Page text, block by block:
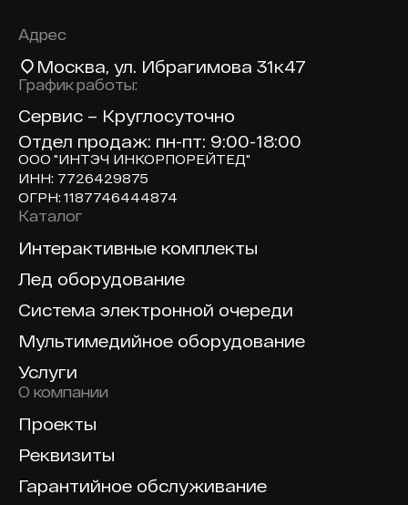
Адрес
Москва, ул. Ибрагимова 31к47
График работы:
Сервис – Круглосуточно
Отдел продаж: пн-пт: 9:00-18:00
ООО "ИНТЭЧ ИНКОРПОРЕЙТЕД"
ИНН: 7726429875
ОГРН: 1187746444874
Доп навигация по сайту
Каталог
Интерактивные комплекты
Лед оборудование
Система электронной очереди
Мультимедийное оборудование
Услуги
О компании
Проекты
Реквизиты
Гарантийное обслуживание